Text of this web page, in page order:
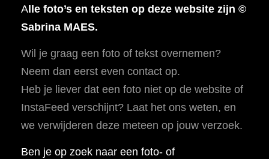
A lle foto’s en teksten op deze website zijn ©
Sabrina MAES.
Wil je graag een foto of tekst overnemen?
Neem dan eerst even contact op.
Heb je liever dat een foto niet op de website of
InstaFeed verschijnt? Laat het ons weten, en
we verwijderen deze meteen op jouw verzoek.
Ben je op zoek naar een foto- of